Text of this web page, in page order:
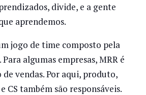
divide, e a gente
aprendemos.
jogo de time composto pela
algumas empresas, MRR é
de vendas. Por aqui, produto,
CS também são responsáveis.